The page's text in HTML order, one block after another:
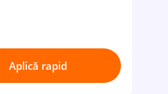
Aplică rapid